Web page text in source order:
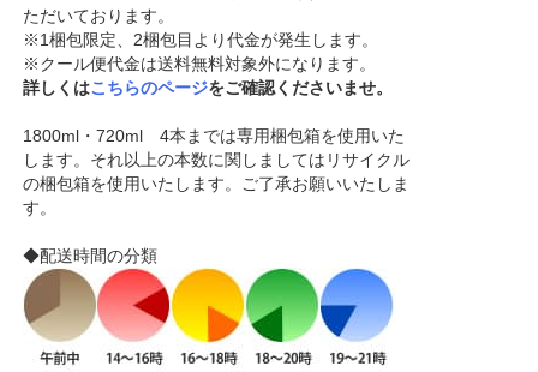
ただいております。
※1梱包限定、2梱包目より代金が発生します。
※クール便代金は送料無料対象外になります。
詳しくはこちらのページをご確認くださいませ。
1800ml・720ml 4本までは専用梱包箱を使用いた
します。それ以上の本数に関しましてはリサイクル
の梱包箱を使用いたします。ご了承お願いいたしま
す。
◆配送時間の分類